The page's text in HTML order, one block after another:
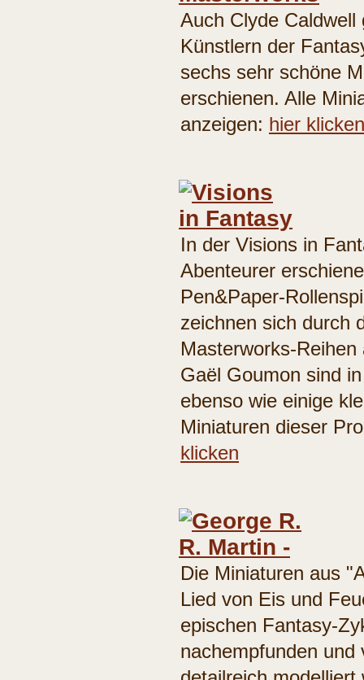
Auch Clyde
Künstlern der
sechs sehr schöne
erschienen. Alle
anzeigen: hier klicken
In der Visions in
Abenteurer
Pen&Paper-
zeichnen sich durch
Masterworks-
Gaël Goumon sind
ebenso wie einige
Miniaturen dieser
klicken
Die Miniaturen aus
Lied von Eis und
epischen Fantasy-
nachempfunden und